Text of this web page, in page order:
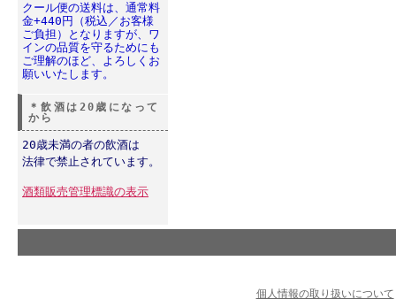
クール便の送料は、通常料
金+440円（税込／お客様
ご負担）となりますが、ワ
インの品質を守るためにも
ご理解のほど、よろしくお
願いいたします。
＊飲酒は20歳になって
から
20歳未満の者の飲酒は
法律で禁止されています。
酒類販売管理標識の表示
個人情報の取り扱いについて